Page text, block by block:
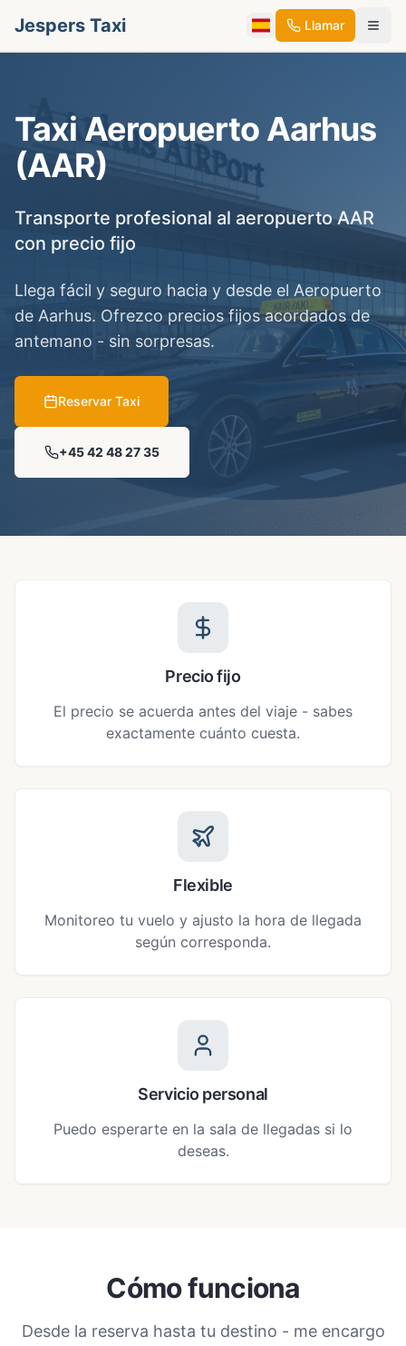
Jespers Taxi Llamar
Taxi Aeropuerto Aarhus
(AAR)
Transporte profesional al aeropuerto AAR
con precio fijo
Llega fácil y seguro hacia y desde el Aeropuerto
de Aarhus. Ofrezco precios fijos acordados de
antemano - sin sorpresas.
Reservar Taxi
+4542 48 27 35
Precio fijo
El precio se acuerda antes del viaje - sabes
exactamente cuánto cuesta.
Flexible
Monitoreo tu vuelo y ajusto la hora de llegada
según corresponda.
Servicio personal
Puedo esperarte en la sala de llegadas si lo
deseas.
Cómo funciona
Desde la reserva hasta tu destino - me encargo